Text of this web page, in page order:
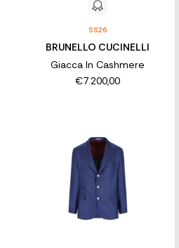
SS26
BRUNELLO CUCINELLI
Giacca In Cashmere
€7.200,00